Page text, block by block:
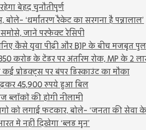
बेहद चुनौतीपूर्ण
‘धर्मांतरण रैकेट का सरगना है पन्नालाल’
जानें परफेक्ट रेसिपी
कैसे युवा पीढ़ी और BJP के बीच मजबूत पुल
करोड़ के टेंडर पर अंतरिम रोक, MP के 2
प्रोडक्ट्स पर बंपर डिस्काउंट का मौका
45,900 रुपये हुआ बिल
की होगी नीलामी
को लगाई फटकार, बोले- ‘जनता की सेवा के
में नहीं दिखेगा ‘ब्लड मून’